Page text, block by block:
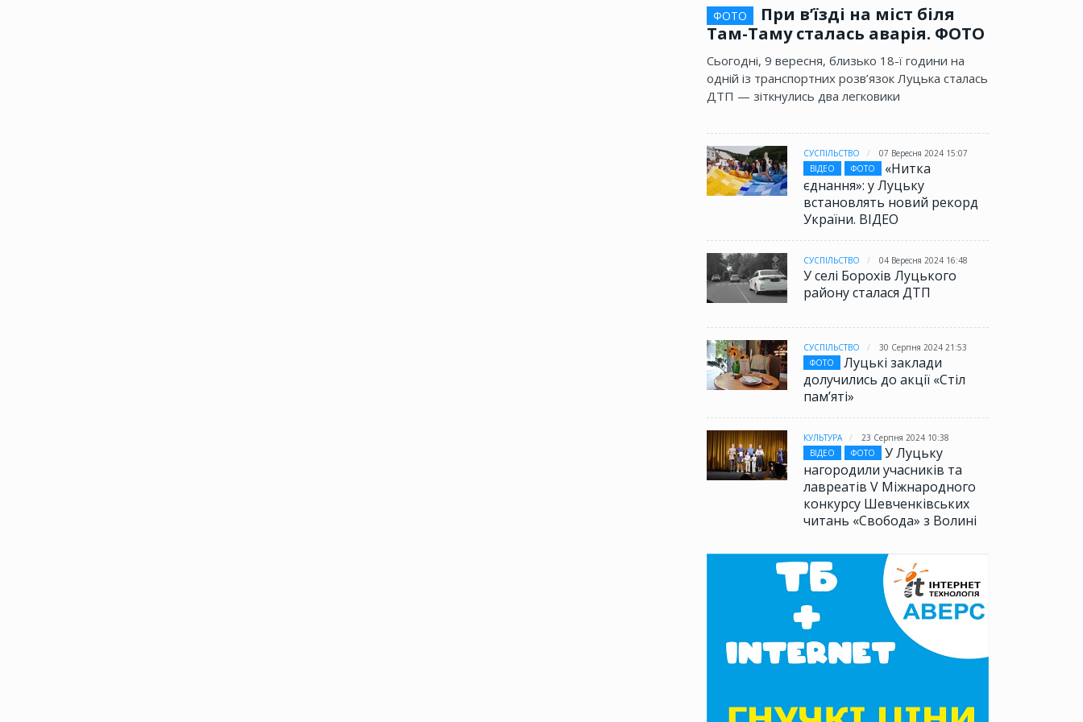
ФОТО
При в’їзді на міст біля
Там-Таму сталась аварія. ФОТО
Сьогодні, 9 вересня, близько 18-ї години на
одній із транспортних розв’язок Луцька сталась
ДТП — зіткнулись два легковики
СУСПІЛЬСТВО
07 Вересня 2024 15:07
ВІДЕО
ФОТО
«Нитка
єднання»: у Луцьку
встановлять новий рекорд
України. ВІДЕО
СУСПІЛЬСТВО 04 Вересня 2024 16:48
У селі Борохів Луцького
району сталася ДТП
СУСПІЛЬСТВО
30 Серпня 2024 21:53
ФОТО
Луцькі заклади
долучились до акції «Стіл
памʼяті»
КУЛЬТУРА
23 Серпня 2024 10:38
ВІДЕО
ФОТО
У Луцьку
нагородили учасників та
лавреатів V Міжнародного
конкурсу Шевченківських
читань «Свобода» з Волині